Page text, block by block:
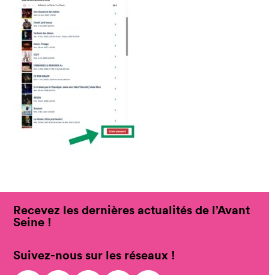
Recevez les dernières actualités de l’Avant
Seine !
Suivez-nous sur les réseaux !